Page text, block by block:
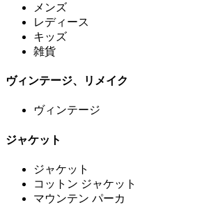
メンズ
レディース
キッズ
雑貨
ヴィンテージ、リメイク
ヴィンテージ
ジャケット
ジャケット
コットン ジャケット
マウンテン パーカ